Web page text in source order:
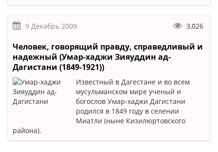
9 Декабрь 2009 3,026
Человек, говорящий правду, справедливый и
надежный (Умар-хаджи Зияуддин ад-
Дагистани (1849-1921))
Известный в Дагестане и во всем
мусульманском мире ученый и
богослов Умар-хаджи Дагистани
родился в 1849 году в селении
Миатли (ныне Кизилюртовского
района).